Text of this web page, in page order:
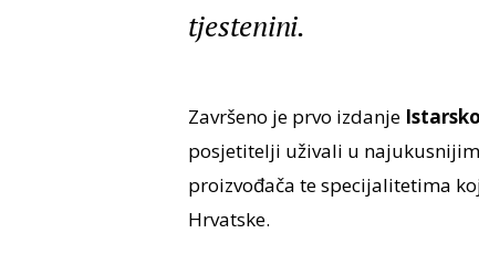
tjestenini.
Završeno je prvo izdanje
posjetitelji uživali u
proizvođača te specijalitetima
Hrvatske.